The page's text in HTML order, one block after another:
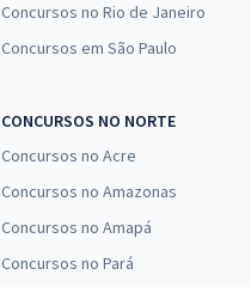
Concursos no Rio de Janeiro
Concursos em São Paulo
CONCURSOS NO NORTE
Concursos no Acre
Concursos no Amazonas
Concursos no Amapá
Concursos no Pará